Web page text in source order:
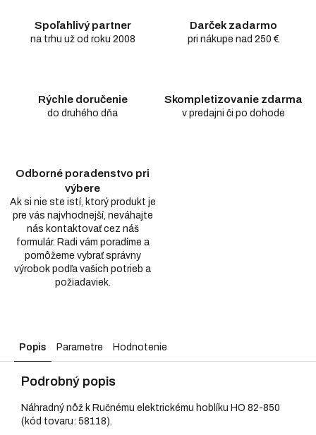
Spoľahlivý partner
na trhu už od roku 2008
Darček zadarmo
pri nákupe nad 250 €
Rýchle doručenie
do druhého dňa
Skompletizovanie zdarma
v predajni či po dohode
Odborné poradenstvo pri
výbere
Ak si nie ste istí, ktorý produkt je
pre vás najvhodnejší, neváhajte
nás kontaktovať cez náš
formulár. Radi vám poradíme a
pomôžeme vybrať správny
výrobok podľa vašich potrieb a
požiadaviek.
Popis Parametre Hodnotenie
Podrobný popis
Náhradný nôž k Ručnému elektrickému hoblíku HO 82-850
(kód tovaru: 58118).